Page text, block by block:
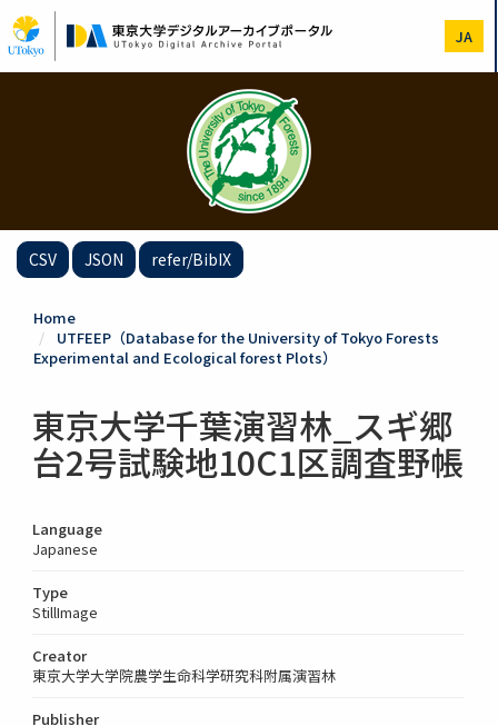
to
main
content
JA
CSV JSON refer/BibIX
Home
UTFEEP（Database for the University of Tokyo Forests
Experimental and Ecological forest Plots）
東京大学千葉演習林_スギ郷
台2号試験地10C1区調査野帳
Language
Japanese
Type
StillImage
Creator
東京大学大学院農学生命科学研究科附属演習林
Publisher